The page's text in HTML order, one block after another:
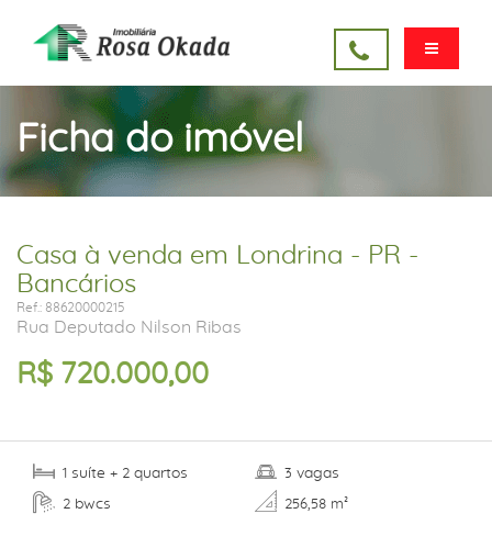
Ficha do imóvel
Casa à venda em Londrina - PR -
Bancários
Ref.: 88620000215
Rua Deputado Nilson Ribas
R$ 720.000,00
1 suíte + 2 quartos
2 bwcs
3 vagas
256,58 m²